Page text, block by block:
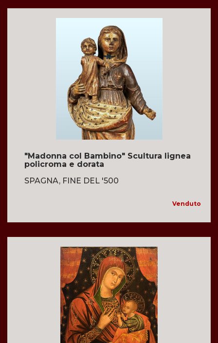
"Madonna col Bambino" Scultura lignea
policroma e dorata
SPAGNA, FINE DEL '500
Venduto